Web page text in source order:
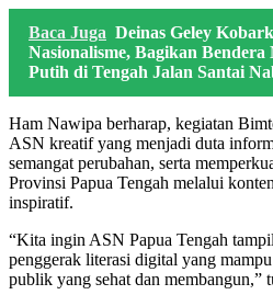
Baca Juga Deinas Geley
Nasionalisme, Bagikan Bendera
Putih di Tengah Jalan Santai
Ham Nawipa berharap, kegiatan
ASN kreatif yang menjadi duta
semangat perubahan, serta
Provinsi Papua Tengah melalui
inspiratif.
“Kita ingin ASN Papua Tengah
penggerak literasi digital yang
publik yang sehat dan membangun,”